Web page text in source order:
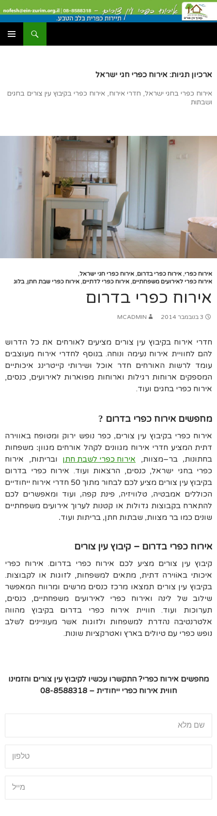
ארכיון תגיות: אירוח כפרי חגי ישראל
אירוח כפרי בחגי ישראל, חדרי אירוח, אירוח כפרי בקיבוץ עין צורים בחגים
ושבתות
אירוח כפרי,אירוח כפרי בדרום,אירוח כפרי חגי ישראל,
אירוח כפרי לאירועים משפחתיים,אירוח כפרי לדתיים,אירוח כפרי שבת חתן,בלוג
אירוח כפרי בדרום
3 בנובמבר 2014 MCADMIN
חדרי אירוח בקיבוץ עין צורים מציעים לאורחים את כל הדרוש
להם לחוויית אירוח נעימה ונוחה. בנוסף לחדרי אירוח מעוצבים
עומד לרשות האורחים חדר אוכל ושירותי קייטרינג איכותיים
המספקים ארוחות רגילות וארוחות מפוארות לאירועים, כנסים,
אירוח כפרי בחגים ועוד.
מחפשים אירוח כפרי בדרום ?
אירוח כפרי בקיבוץ עין צורים, כפר נופש ירוק ומטופח באווירה
דתית המציע חדרי אירוח מגוונים לקהל אורחים מגוון: משפחות
בחתונות, בר–מצוות, אירוח כפרי לשבת חתןובריתות,
אירוח
כפרי בחגי ישראל, כנסים, הרצאות ועוד. אירוח כפרי בדרום
בקיבוץ עין צורים מציע לכם לבחור מתוך50 חדרי אירוח ייחודיים
הכוללים אמבטיה, טלוויזיה, פינת קפה, ועוד ומאפשרים לכם
להתארח בקבוצות גדולות או קטנות לערוך אירועים משפחתיים
שונים כמו בר מצוות, שבתות חתן, בריתות ועוד.
אירוח כפרי בדרום – קיבוץ עין צורים
קיבוץ עין צורים מציע לכם אירוח כפרי בדרום. אירוח כפרי
איכותי באiוירה דתית, מתאים למשפחות, לזוגות או לקבוצות.
בקיבוץ עין צורים תמצאו מרכז כנסים מרשים ומרווח המאפשר
שילוב של לינה ואירוח כפרי לאירועים משפחתיים, כנסים,
תערוכות ועוד. חוויית אירוח כפרי בדרום בקיבוץ מהווה
אלטרנטיבה נהדרת למשפחות ולזוגות אשר מעוניינים לשלב
נופש כפרי עם טיולים בארץ ואטרקציות שונות.
מחפשים אירוח כפרי? התקשרו עכשיו לקיבוץ עין צורים והזמינו
חווית אירוח כפרי ייחודית – 08-8588318